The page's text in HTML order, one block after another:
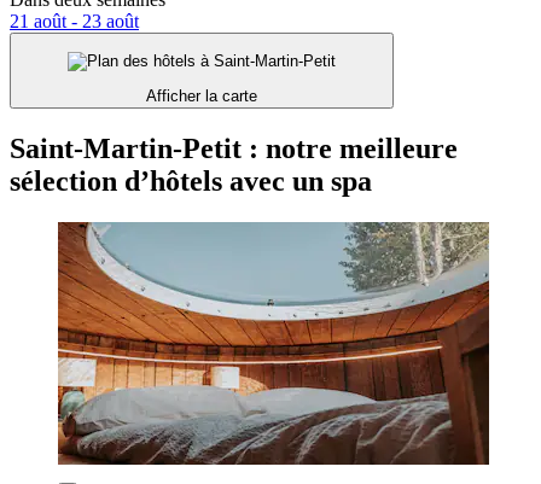
21 août - 23 août
Afficher la carte
Saint-Martin-Petit : notre meilleure
sélection d’hôtels avec un spa